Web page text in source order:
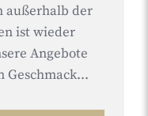
außerhalb der
ist wieder
Angebote
Geschmack...